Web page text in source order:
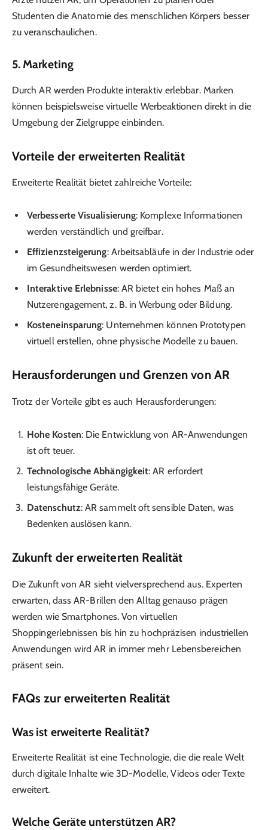
Studenten die Anatomie des menschlichen Körpers besser
zu veranschaulichen.
5. Marketing
Durch AR werden Produkte interaktiv erlebbar. Marken
können beispielsweise virtuelle Werbeaktionen direkt in die
Umgebung der Zielgruppe einbinden.
Vorteile der erweiterten Realität
Erweiterte Realität bietet zahlreiche Vorteile:
Verbesserte Visualisierung: Komplexe Informationen
werden verständlich und greifbar.
Effizienzsteigerung: Arbeitsabläufe in der Industrie oder
im Gesundheitswesen werden optimiert.
Interaktive Erlebnisse: AR bietet ein hohes Maß an
Nutzerengagement, z. B. in Werbung oder Bildung.
Kosteneinsparung: Unternehmen können Prototypen
virtuell erstellen, ohne physische Modelle zu bauen.
Herausforderungen und Grenzen von AR
Trotz der Vorteile gibt es auch Herausforderungen:
Hohe Kosten: Die Entwicklung von AR-Anwendungen
ist oft teuer.
Technologische Abhängigkeit: AR erfordert
leistungsfähige Geräte.
Datenschutz: AR sammelt oft sensible Daten, was
Bedenken auslösen kann.
Zukunft der erweiterten Realität
Die Zukunft von AR sieht vielversprechend aus. Experten
erwarten, dass AR-Brillen den Alltag genauso prägen
werden wie Smartphones. Von virtuellen
Shoppingerlebnissen bis hin zu hochpräzisen industriellen
Anwendungen wird AR in immer mehr Lebensbereichen
präsent sein.
FAQs zur erweiterten Realität
Was ist erweiterte Realität?
Erweiterte Realität ist eine Technologie, die die reale Welt
durch digitale Inhalte wie 3D-Modelle, Videos oder Texte
erweitert.
Welche Geräte unterstützen AR?